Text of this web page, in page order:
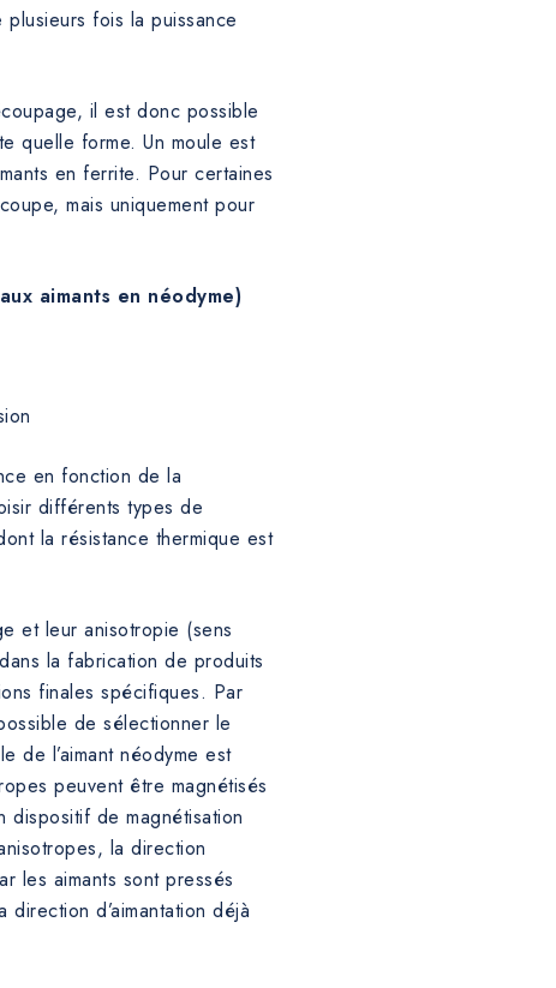
plusieurs fois la puissance
il est donc possible
quelle forme. Un moule est
en ferrite. Pour certaines
mais uniquement pour
aimants en néodyme)
en fonction de la
différents types de
la résistance thermique est
et leur anisotropie (sens
la fabrication de produits
finales spécifiques. Par
de sélectionner le
de l’aimant néodyme est
peuvent être magnétisés
dispositif de magnétisation
la direction
les aimants sont pressés
d’aimantation déjà